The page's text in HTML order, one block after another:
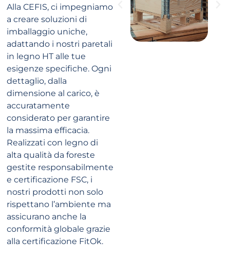
Alla CEFIS, ci impegniamo
a creare soluzioni di
imballaggio uniche,
adattando i nostri paretali
in legno HT alle tue
esigenze specifiche. Ogni
dettaglio, dalla
dimensione al carico, è
accuratamente
considerato per garantire
la massima efficacia.
Realizzati con legno di
alta qualità da foreste
gestite responsabilmente
e certificazione FSC, i
nostri prodotti non solo
rispettano l’ambiente ma
assicurano anche la
conformità globale grazie
alla certificazione FitOk.